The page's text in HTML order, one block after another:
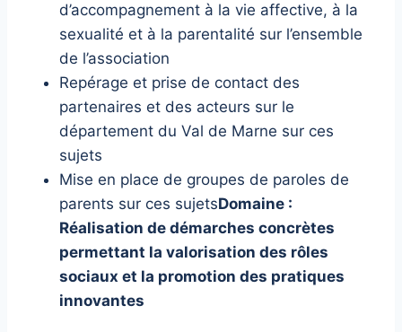
d’accompagnement à la vie affective, à la
sexualité et à la parentalité sur l’ensemble
de l’association
Repérage et prise de contact des
partenaires et des acteurs sur le
département du Val de Marne sur ces
sujets
Mise en place de groupes de paroles de
parents sur ces sujetsDomaine :
Réalisation de démarches concrètes
permettant la valorisation des rôles
sociaux et la promotion des pratiques
innovantes